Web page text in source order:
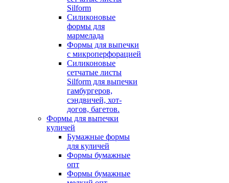
Silform
Силиконовые
формы для
мармелада
Формы для выпечки
с микроперфорацией
Силиконовые
сетчатые листы
Silform для выпечки
гамбургеров,
сэндвичей, хот-
догов, багетов.
Формы для выпечки
куличей
Бумажные формы
для куличей
Формы бумажные
опт
Формы бумажные